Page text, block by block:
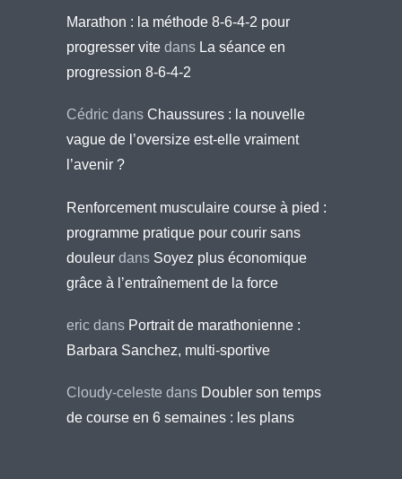
Marathon : la méthode 8-6-4-2 pour
progresser vite dans La séance en
progression 8-6-4-2
Cédric dans Chaussures : la nouvelle
vague de l’oversize est-elle vraiment
l’avenir ?
Renforcement musculaire course à pied :
programme pratique pour courir sans
douleur dans Soyez plus économique
grâce à l’entraînement de la force
eric dans Portrait de marathonienne :
Barbara Sanchez, multi-sportive
Cloudy-celeste dans Doubler son temps
de course en 6 semaines : les plans